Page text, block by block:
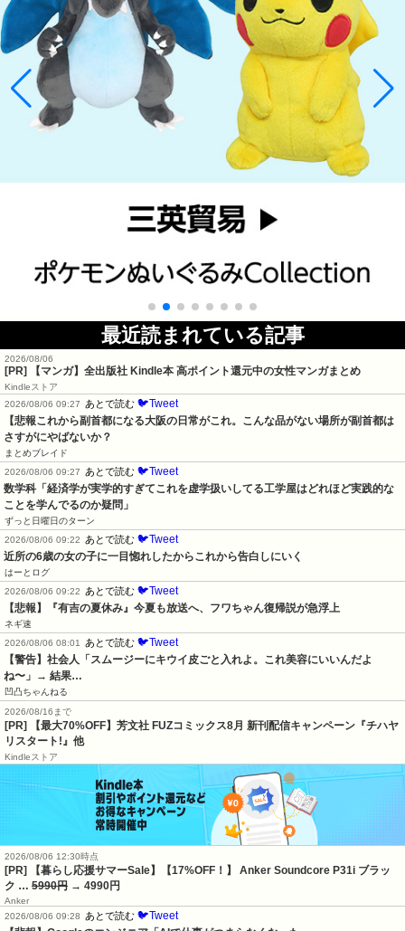
最近読まれている記事
2026/08/06
[PR] 【マンガ】全出版社 Kindle本 高ポイント還元中の女性マンガまとめ
Kindleストア
2026/08/06 09:27
あとで読む 🐦Tweet
【悲報これから副首都になる大阪の日常がこれ。こんな品がない場所が副首都は
さすがにやばないか？
まとめブレイド
2026/08/06 09:27
あとで読む 🐦Tweet
数学科「経済学が実学的すぎてこれを虚学扱いしてる工学屋はどれほど実践的な
ことを学んでるのか疑問」
ずっと日曜日のターン
2026/08/06 09:22
あとで読む 🐦Tweet
近所の6歳の女の子に一目惚れしたからこれから告白しにいく
はーとログ
2026/08/06 09:22
あとで読む 🐦Tweet
【悲報】『有吉の夏休み』今夏も放送へ、フワちゃん復帰説が急浮上
ネギ速
2026/08/06 08:01
あとで読む 🐦Tweet
【警告】社会人「スムージーにキウイ皮ごと入れよ。これ美容にいいんだよ
ね〜」→ 結果…
凹凸ちゃんねる
2026/08/16まで
[PR] 【最大70%OFF】芳文社 FUZコミックス8月 新刊配信キャンペーン『チハヤ
リスタート!』他
Kindleストア
2026/08/06 12:30時点
[PR] 【暮らし応援サマーSale】【17%OFF！】 Anker Soundcore P31i ブラッ
ク … 5990円 → 4990円
Anker
2026/08/06 09:28 あとで読む 🐦Tweet